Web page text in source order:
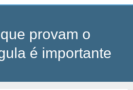
provam o
é importante